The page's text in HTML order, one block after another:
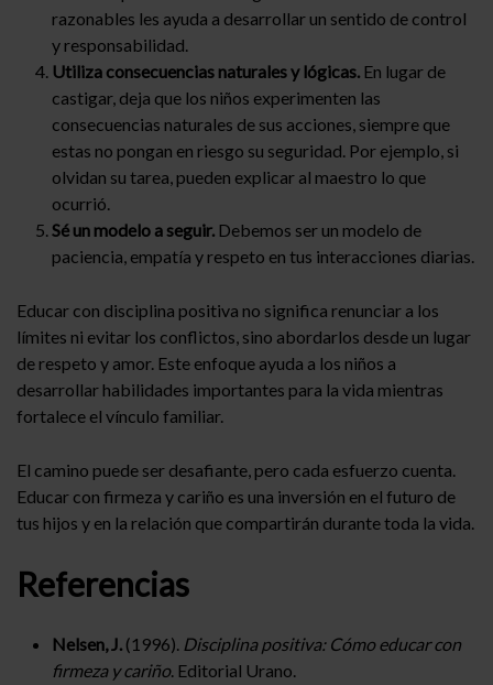
razonables les ayuda a desarrollar un sentido de control
y responsabilidad.
Utiliza consecuencias naturales y lógicas. En lugar de
castigar, deja que los niños experimenten las
consecuencias naturales de sus acciones, siempre que
estas no pongan en riesgo su seguridad. Por ejemplo, si
olvidan su tarea, pueden explicar al maestro lo que
ocurrió.
Sé un modelo a seguir. Debemos ser un modelo de
paciencia, empatía y respeto en tus interacciones diarias.
Educar con disciplina positiva no significa renunciar a los
límites ni evitar los conflictos, sino abordarlos desde un lugar
de respeto y amor. Este enfoque ayuda a los niños a
desarrollar habilidades importantes para la vida mientras
fortalece el vínculo familiar.
El camino puede ser desafiante, pero cada esfuerzo cuenta.
Educar con firmeza y cariño es una inversión en el futuro de
tus hijos y en la relación que compartirán durante toda la vida.
Referencias
Nelsen, J. (1996). Disciplina positiva: Cómo educar con
firmeza y cariño. Editorial Urano.